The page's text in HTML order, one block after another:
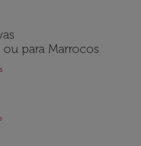
ou para Marrocos